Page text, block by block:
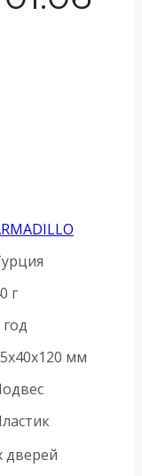
г
год
мм
дверей